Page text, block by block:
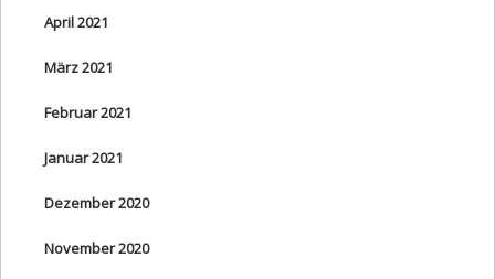
April 2021
März 2021
Februar 2021
Januar 2021
Dezember 2020
November 2020